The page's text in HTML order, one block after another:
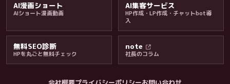
AI漫画ショート
AIショート漫画動画
AI集客サービス
HP作成・LP作成・チャットbot導
入
無料SEO診断
HPを丸ごと無料チェック
note
社長のコラム